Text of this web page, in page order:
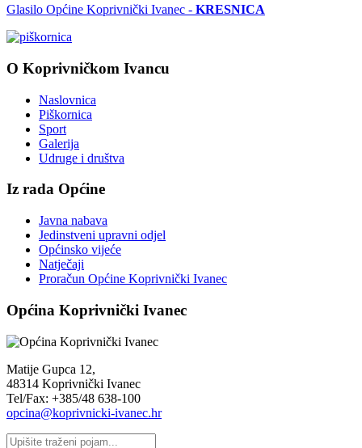
Glasilo Općine Koprivnički Ivanec - KRESNICA
O Koprivničkom Ivancu
Naslovnica
Piškornica
Sport
Galerija
Udruge i društva
Iz rada Općine
Javna nabava
Jedinstveni upravni odjel
Općinsko vijeće
Natječaji
Proračun Općine Koprivnički Ivanec
Općina Koprivnički Ivanec
Matije Gupca 12,
48314 Koprivnički Ivanec
Tel/Fax: +385/48 638-100
opcina@koprivnicki-ivanec.hr